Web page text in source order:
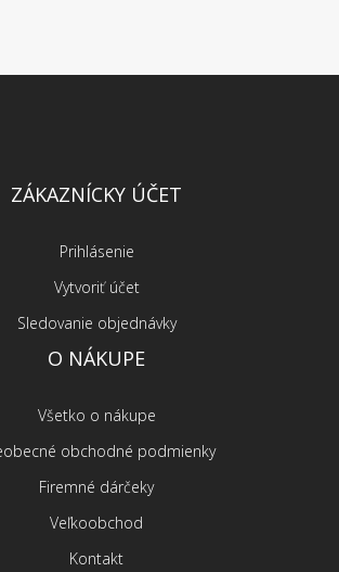
ZÁKAZNÍCKY ÚČET
Prihlásenie
Vytvoriť účet
Sledovanie objednávky
O NÁKUPE
Všetko o nákupe
obchodné podmienky
Firemné dárčeky
Veľkoobchod
Kontakt